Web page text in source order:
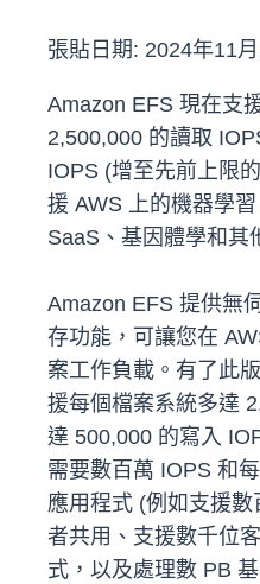
張貼日期: 2024年11
Amazon EFS 現在支
2,500,000 的讀取
IOPS (增至先前上限
援 AWS 上的機器學
SaaS、基因體學和其
Amazon EFS 提供無
存功能，可讓您在
案工作負載。有了此
援每個檔案系統多達
達 500,000 的寫入
需要數百萬 IOPS 和
應用程式 (例如支援
者共用、支援數千位
式，以及處理數 PB